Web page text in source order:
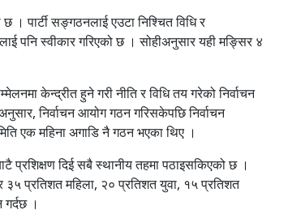
पार्टी सङ्गठनलाई एउटा निश्चित विधि र
पनि स्वीकार गरिएको छ । सोहीअनुसार यही मङ्सिर ४
केन्द्रीत हुने गरी नीति र विधि तय गरेको निर्वाचन
निर्वाचन आयोग गठन गरिसकेपछि निर्वाचन
एक महिना अगाडि नै गठन भएका थिए ।
प्रशिक्षण दिई सबै स्थानीय तहमा पठाइसकिएको छ ।
३५ प्रतिशत महिला, २० प्रतिशत युवा, १५ प्रतिशत
।